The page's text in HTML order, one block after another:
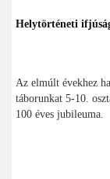
Helytörténeti
Az elmúlt évekhez
táborunkat 5-10.
100 éves jubileuma.